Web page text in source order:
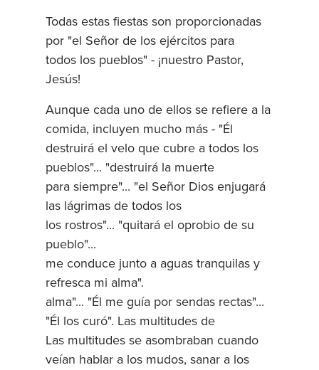
Todas estas fiestas son proporcionadas
por "el Señor de los ejércitos para
todos los pueblos" - ¡nuestro Pastor,
Jesús!
Aunque cada uno de ellos se refiere a la
comida, incluyen mucho más - "Él
destruirá el velo que cubre a todos los
pueblos"... "destruirá la muerte
para siempre"... "el Señor Dios enjugará
las lágrimas de todos los
los rostros"... "quitará el oprobio de su
pueblo"...
me conduce junto a aguas tranquilas y
refresca mi alma".
alma"... "Él me guía por sendas rectas"...
"Él los curó". Las multitudes de
Las multitudes se asombraban cuando
veían hablar a los mudos, sanar a los